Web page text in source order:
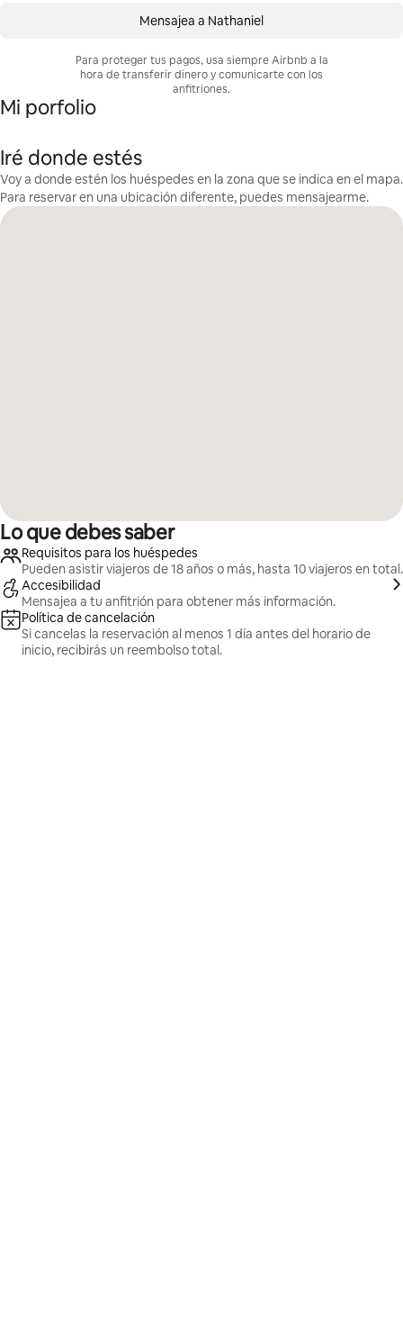
Mensajea a Nathaniel
Para proteger tus pagos, usa siempre Airbnb a la
hora de transferir dinero y comunicarte con los
anfitriones.
Mi porfolio
Iré donde estés
Voy a donde estén los huéspedes en la zona que se indica en el mapa.
Para reservar en una ubicación diferente, puedes mensajearme.
Lo que debes saber
Requisitos para los huéspedes
Pueden asistir viajeros de 18 años o más, hasta 10 viajeros en total.
Accesibilidad
Mensajea a tu anfitrión para obtener más información.
Política de cancelación
Si cancelas la reservación al menos 1 día antes del horario de
inicio, recibirás un reembolso total.